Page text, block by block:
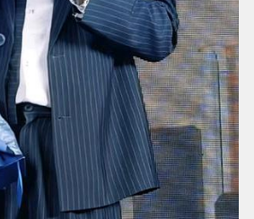
面积烧伤，明星全靠脸吃饭，
命。
受了大罪，经历了好几次痛苦
里养伤那段日子，他一句委屈